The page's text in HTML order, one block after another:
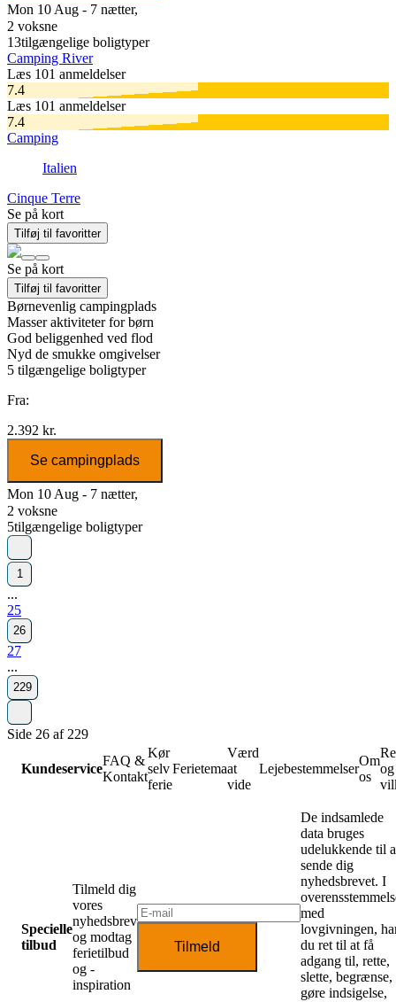
Mon 10 Aug - 7 nætter,
2 voksne
13tilgængelige boligtyper
Camping River
Læs 101 anmeldelser
7.4
Læs 101 anmeldelser
7.4
Camping
Italien
Cinque Terre
Se på kort
Tilføj til favoritter
Se på kort
Tilføj til favoritter
Børnevenlig campingplads
Masser aktiviteter for børn
God beliggenhed ved flod
Nyd de smukke omgivelser
5 tilgængelige boligtyper
Fra:
2.392 kr.
Se campingplads
Mon 10 Aug - 7 nætter,
2 voksne
5tilgængelige boligtyper
1
...
25
26
27
...
229
Side 26 af 229
Kundeservice
FAQ &
Kontakt
Kør
selv
ferie
Ferietema
Værd
at
vide
Lejebestemmelser
Om
os
og
Specielle
tilbud
Tilmeld dig
vores
nyhedsbrev
og modtag
ferietilbud
og -
inspiration
Tilmeld
De indsamlede
data bruges
udelukkende til
sende dig
nyhedsbrevet. I
med
lovgivningen,
du ret til at få
adgang til, rette,
slette, begrænse,
gøre indsigelse,